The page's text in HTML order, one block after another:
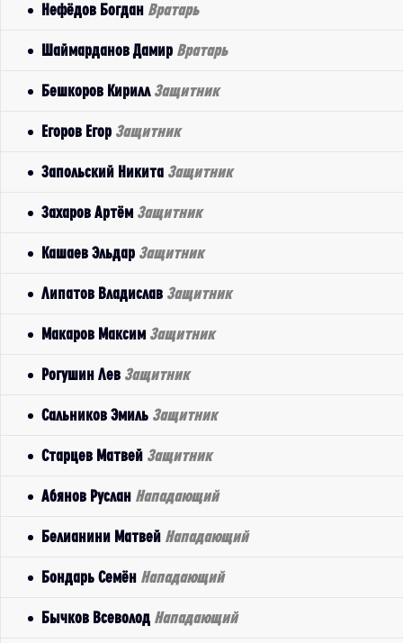
Нефёдов Богдан Вратарь
Шаймарданов Дамир Вратарь
Бешкоров Кирилл Защитник
Егоров Егор Защитник
Запольский Никита Защитник
Захаров Артём Защитник
Кашаев Эльдар Защитник
Липатов Владислав Защитник
Макаров Максим Защитник
Рогушин Лев Защитник
Сальников Эмиль Защитник
Старцев Матвей Защитник
Абянов Руслан Нападающий
Белианини Матвей Нападающий
Бондарь Семён Нападающий
Бычков Всеволод Нападающий